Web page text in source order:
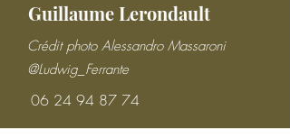
Guillaume Lerondault
Crédit photo Alessandro Massaroni
@Ludwig_Ferrante
06 24 94 87 74